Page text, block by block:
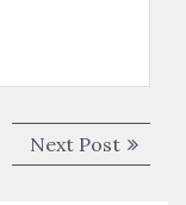
Next PostNext
post: